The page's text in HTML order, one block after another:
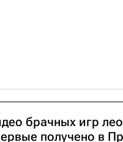
брачных игр
получено в